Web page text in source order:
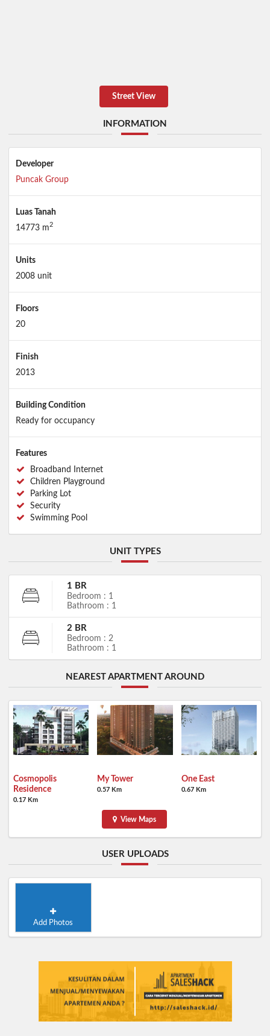
Street View
INFORMATION
Developer
Puncak Group
Luas Tanah
14773 m2
Units
2008 unit
Floors
20
Finish
2013
Building Condition
Ready for occupancy
Features
Broadband Internet
Children Playground
Parking Lot
Security
Swimming Pool
UNIT TYPES
1 BR
Bedroom : 1
Bathroom : 1
2 BR
Bedroom : 2
Bathroom : 1
NEAREST APARTMENT AROUND
Cosmopolis
Residence
0.17 Km
My Tower
0.57 Km
One East
0.67 Km
View Maps
USER UPLOADS
Add Photos